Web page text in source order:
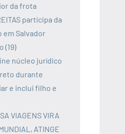
da frota
participa da
em Salvador
(19)
núcleo jurídico
durante
e inclui filho e
VIAGENS VIRA
ATINGE